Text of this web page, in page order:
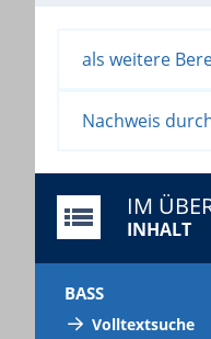
als weitere
Nachweis
IM
INHALT
BASS
Volltextsuche